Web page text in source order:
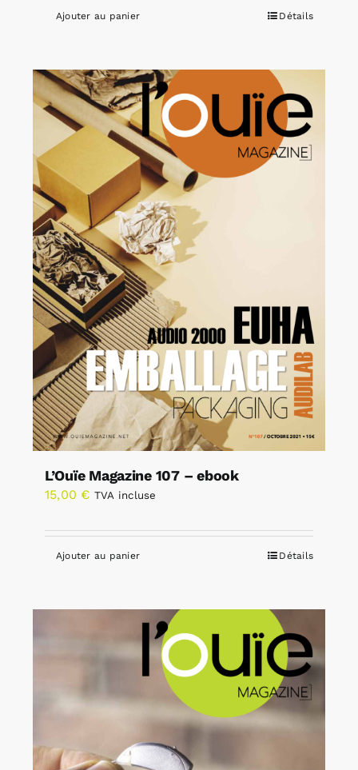
Ajouter au panier Détails
L’Ouïe Magazine 107 – ebook
15,00 € TVA incluse
Ajouter au panier Détails